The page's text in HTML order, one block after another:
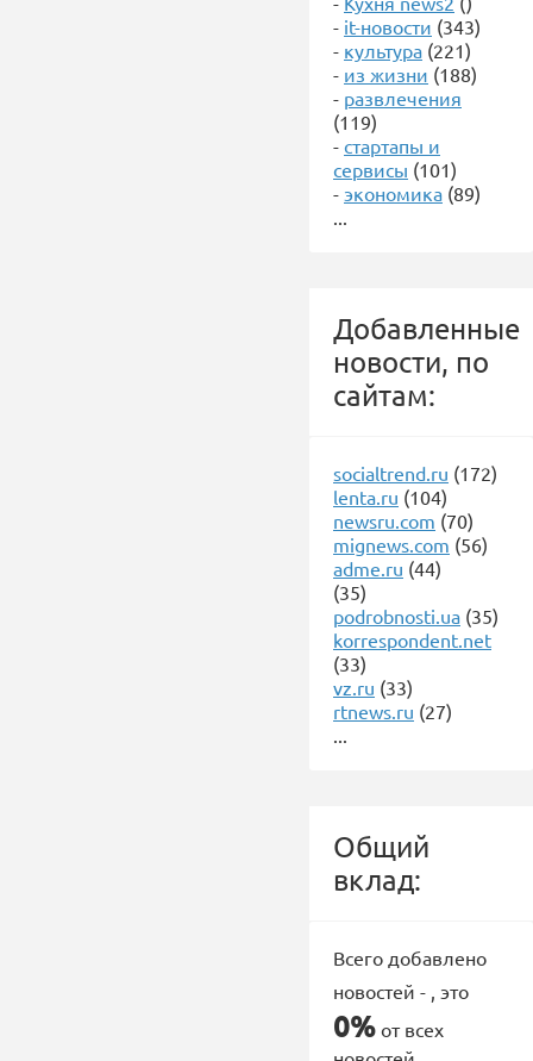
- it-новости (343)
- культура (221)
- из жизни (188)
- развлечения
(119)
- стартапы и
сервисы (101)
- экономика (89)
...
Добавленные
новости, по
сайтам:
socialtrend.ru (172)
lenta.ru (104)
newsru.com (70)
mignews.com (56)
adme.ru (44)
(35)
podrobnosti.ua (35)
korrespondent.net
(33)
vz.ru (33)
rtnews.ru (27)
...
Общий
вклад:
Всего добавлено
новостей - , это
0% от всех